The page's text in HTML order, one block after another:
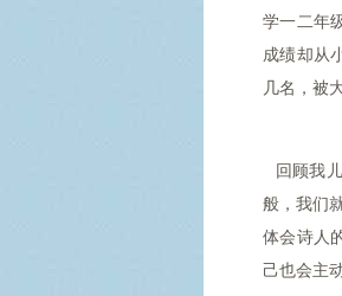
学一二年
成绩却从
几名，被
回顾我
般，我们
体会诗人
己也会主